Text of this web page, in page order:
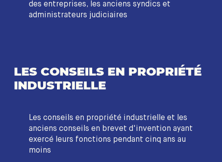
des entreprises, les anciens syndics et
administrateurs judiciaires
LES CONSEILS EN PROPRIÉTÉ
INDUSTRIELLE
Les conseils en propriété industrielle et les
anciens conseils en brevet d'invention ayant
exercé leurs fonctions pendant cinq ans au
moins